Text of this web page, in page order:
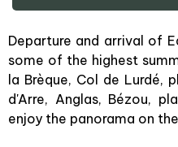
Departure and arrival of
some of the highest
la Brèque, Col de Lurdé,
d'Arre, Anglas, Bézou,
enjoy the panorama on